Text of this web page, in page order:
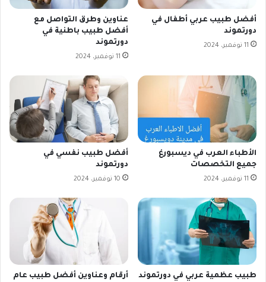
أفضل طبيب عربي أطفال في
دورتموند
11 نوفمبر، 2024
عناوين وطرق التواصل مع
أفضل طبيب باطنية في
دورتموند
11 نوفمبر، 2024
الأطباء العرب في ديسبورغ
جميع التخصصات
11 نوفمبر، 2024
أفضل طبيب نفسي في
دورتموند
10 نوفمبر، 2024
طبيب عظمية عربي في دورتموند
أرقام وعناوين أفضل طبيب عام